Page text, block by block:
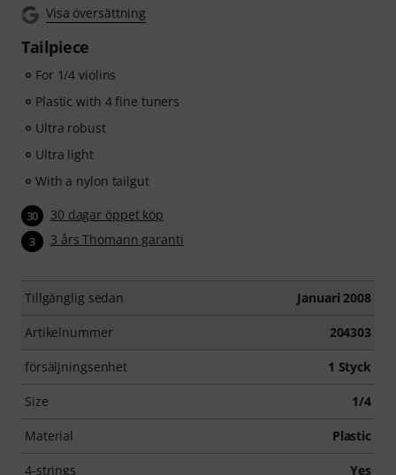
Visa översättning
Tailpiece
For 1/4 violins
Plastic with 4 fine tuners
Ultra robust
Ultra light
With a nylon tailgut
30 30 dagar öppet köp
3 3 års Thomann garanti
Tillgänglig sedan Januari 2008
Artikelnummer 204303
försäljningsenhet 1 Styck
Size 1/4
Material Plastic
4-strings Yes